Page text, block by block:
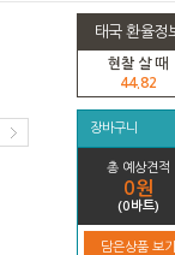
태국 환율정
현찰 살 때
44.82
장바구니
총 예상견적
0원
(0바트)
담은상품 보기